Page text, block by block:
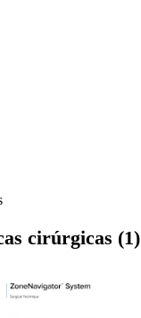
cirúrgicas (1)